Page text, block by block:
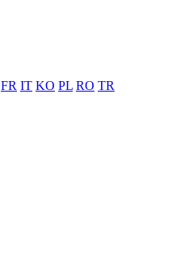
FR IT KO PL RO TR